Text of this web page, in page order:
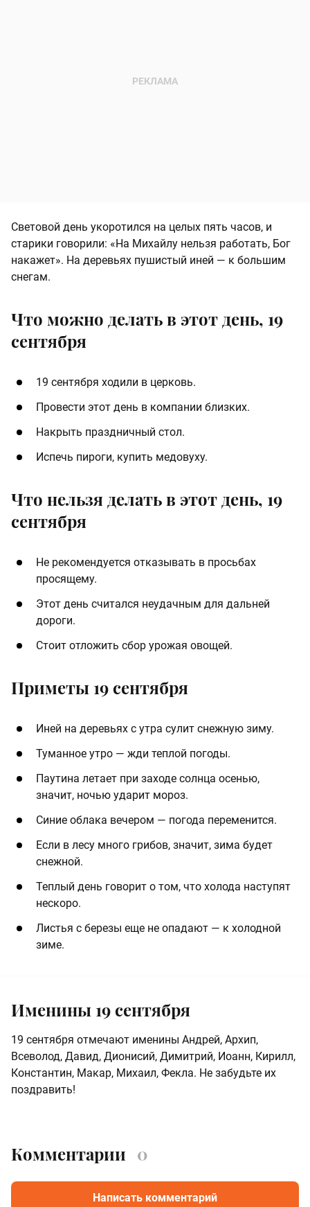
Световой день укоротился на целых пять часов, и
старики говорили: «На Михайлу нельзя работать, Бог
накажет». На деревьях пушистый иней — к большим
снегам.
Что можно делать в этот день, 19
сентября
19 сентября ходили в церковь.
Провести этот день в компании близких.
Накрыть праздничный стол.
Испечь пироги, купить медовуху.
Что нельзя делать в этот день, 19
сентября
Не рекомендуется отказывать в просьбах
просящему.
Этот день считался неудачным для дальней
дороги.
Стоит отложить сбор урожая овощей.
Приметы 19 сентября
Иней на деревьях с утра сулит снежную зиму.
Туманное утро — жди теплой погоды.
Паутина летает при заходе солнца осенью,
значит, ночью ударит мороз.
Синие облака вечером — погода переменится.
Если в лесу много грибов, значит, зима будет
снежной.
Теплый день говорит о том, что холода наступят
нескоро.
Листья с березы еще не опадают — к холодной
зиме.
Именины 19 сентября
19 сентября отмечают именины Андрей, Архип,
Всеволод, Давид, Дионисий, Димитрий, Иоанн, Кирилл,
Константин, Макар, Михаил, Фекла. Не забудьте их
поздравить!
Комментарии 0
Написать комментарий